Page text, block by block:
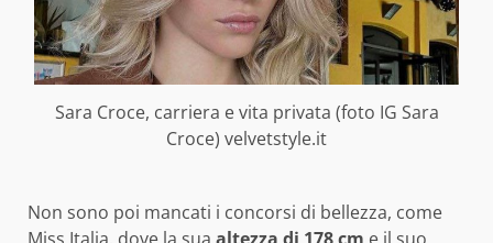
Sara Croce, carriera e vita privata (foto IG Sara
Croce) velvetstyle.it
Non sono poi mancati i concorsi di bellezza, come